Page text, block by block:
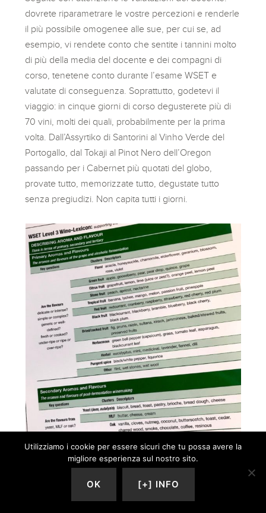
dovrete riparametrare le vostre percezioni e renderle
il più possibile omogenee alle sue, per cui se, ad
esempio, vi rendete conto che sentite i tannini molto
di più della media del docente e dei compagni di
corso, tenetene conto durante l’esame WSET e
valutate di conseguenza. Soprattutto, godetevi il
viaggio: in cinque giorni di corso degusterete più di
70 vini, molti dei quali, probabilmente per la prima
volta. Dall’Assyrtiko di Santorini al Vinho Verde del
Portogallo, dal Tokaji al Pinot Nero dell’Oregon
passando per i Cabernet più quotati del globo,
provate tutto, memorizzate tutto, degustate tutto
senza pregiudizi. Non capita tutti i giorni.
Scheda SAT, Systematic Approach to Tasting per il
WSET Level 3
Studiate prima, studiate bene
Come già scritto, lo studio prima di entrare in aula per
Utilizziamo i cookie per essere sicuri che tu possa avere la
migliore esperienza sul nostro sito.
OK [+] INFO